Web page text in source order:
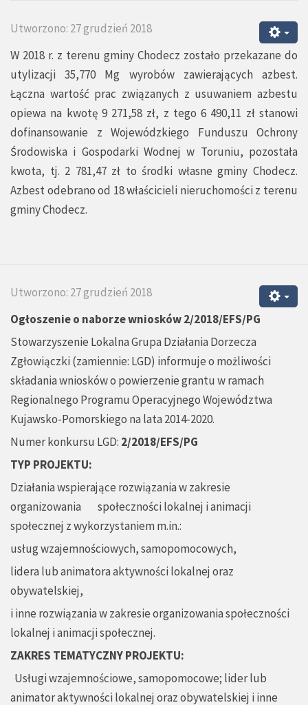
Utworzono: 27 grudzień 2018
W 2018 r. z terenu gminy Chodecz zostało przekazane do
utylizacji 35,770 Mg wyrobów zawierających azbest.
Łączna wartość prac związanych z usuwaniem azbestu
opiewa na kwotę 9 271,58 zł, z tego 6 490,11 zł stanowi
dofinansowanie z Wojewódzkiego Funduszu Ochrony
Środowiska i Gospodarki Wodnej w Toruniu, pozostała
kwota, tj. 2 781,47 zł to środki własne gminy Chodecz.
Azbest odebrano od 18 właścicieli nieruchomości z terenu
gminy Chodecz.
Utworzono: 27 grudzień 2018
Ogłoszenie o naborze wniosków 2/2018/EFS/PG
Stowarzyszenie Lokalna Grupa Działania Dorzecza
Zgłowiączki (zamiennie: LGD) informuje o możliwości
składania wniosków o powierzenie grantu w ramach
Regionalnego Programu Operacyjnego Województwa
Kujawsko-Pomorskiego na lata 2014-2020.
Numer konkursu LGD: 2/2018/EFS/PG
TYP PROJEKTU:
Działania wspierające rozwiązania w zakresie
organizowania społeczności lokalnej i animacji
społecznej z wykorzystaniem m.in.:
usług wzajemnościowych, samopomocowych,
lidera lub animatora aktywności lokalnej oraz
obywatelskiej,
i inne rozwiązania w zakresie organizowania społeczności
lokalnej i animacji społecznej.
ZAKRES TEMATYCZNY PROJEKTU:
Usługi wzajemnościowe, samopomocowe; lider lub
animator aktywności lokalnej oraz obywatelskiej i inne